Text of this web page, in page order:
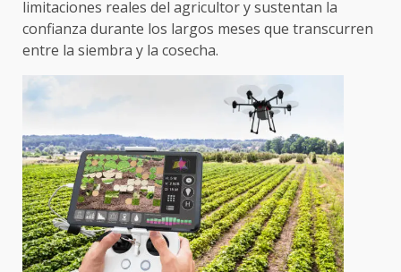
limitaciones reales del agricultor y sustentan la
confianza durante los largos meses que transcurren
entre la siembra y la cosecha.